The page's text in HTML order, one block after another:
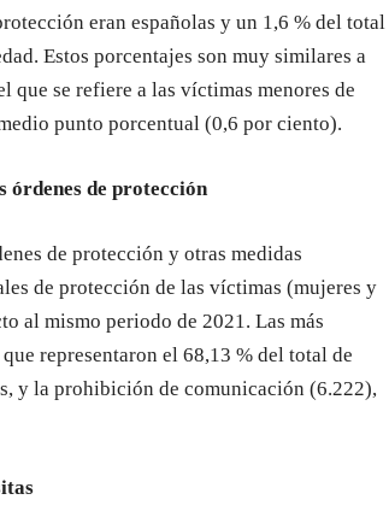
eran españolas y un 1,6 % del total
Estos porcentajes son muy similares a
se refiere a las víctimas menores de
punto porcentual (0,6 por ciento).
órdenes de protección
de protección y otras medidas
de protección de las víctimas (mujeres y
al mismo periodo de 2021. Las más
representaron el 68,13 % del total de
y la prohibición de comunicación (6.222),